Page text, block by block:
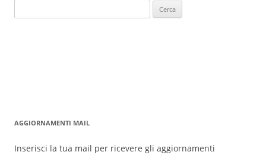
per:
AGGIORNAMENTI MAIL
Inserisci la tua mail per ricevere gli aggiornamenti